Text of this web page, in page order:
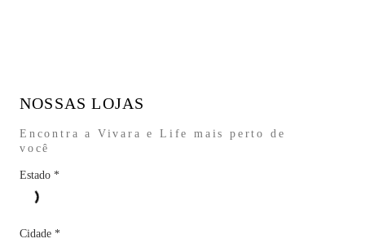
NOSSAS LOJAS
Encontra a Vivara e Life mais perto de
você
Estado *
Cidade *